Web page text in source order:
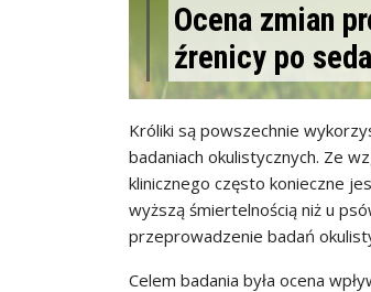
Ocena zmian
źrenicy po
Króliki są powszechnie
badaniach okulistycznych. Ze
klinicznego często konieczne
wyższą śmiertelnością niż u
przeprowadzenie badań
Celem badania była ocena